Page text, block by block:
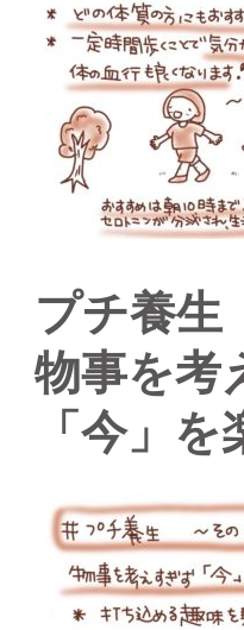
プチ養
物事を考
「今」